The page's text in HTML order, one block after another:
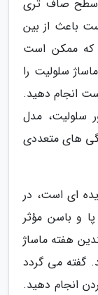
سطح صاف تری
باعث از بین
که ممکن است
سلولیت را
انجام دهید.
سلولیت، مدل
های متعددی
ای است، در
و باسن مؤثر
هفته ماساژ
گفته می گردد
انجام دهید.